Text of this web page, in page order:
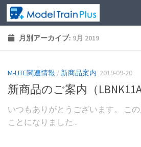
月別アーカイブ: 9月 2019
M-LITE関連情報 / 新商品案内 2019-09-20
新商品のご案内（LBNK11A
いつもありがとうございます。 こ
ことになりました...